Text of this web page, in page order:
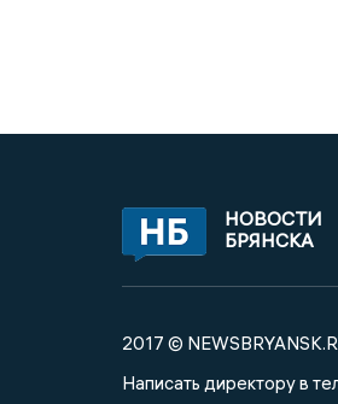
НОВОСТИ
БРЯНСКА
2017 ©
Написать директору в